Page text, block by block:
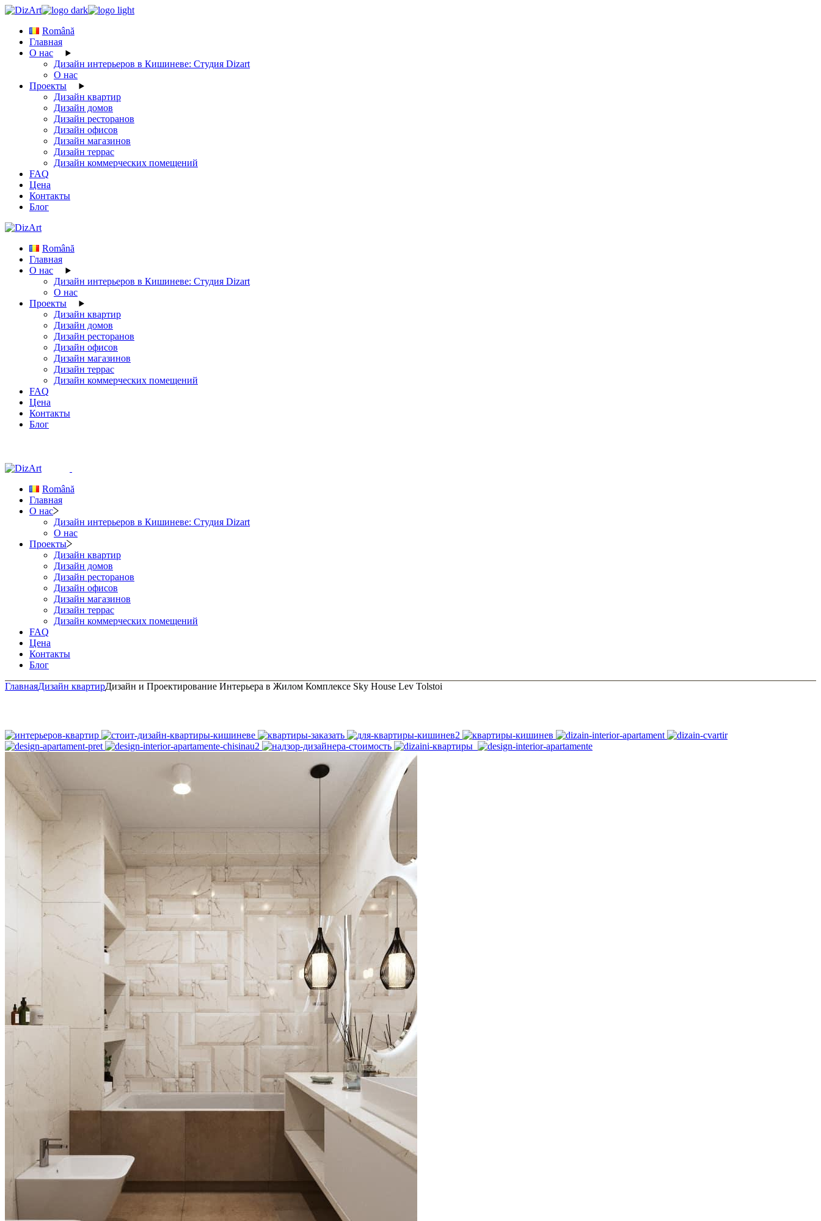
Skip
content
Română
Главная
О нас
Дизайн интерьеров в Кишиневе: Студия Dizart
О нас
Проекты
Дизайн квартир
Дизайн домов
Дизайн ресторанов
Дизайн офисов
Дизайн магазинов
Дизайн террас
Дизайн коммерческих помещений
FAQ
Цена
Контакты
Блог
Română
Главная
О нас
Дизайн интерьеров в Кишиневе: Студия Dizart
О нас
Проекты
Дизайн квартир
Дизайн домов
Дизайн ресторанов
Дизайн офисов
Дизайн магазинов
Дизайн террас
Дизайн коммерческих помещений
FAQ
Цена
Контакты
Блог
Română
Главная
О нас
Дизайн интерьеров в Кишиневе: Студия Dizart
О нас
Проекты
Дизайн квартир
Дизайн домов
Дизайн ресторанов
Дизайн офисов
Дизайн магазинов
Дизайн террас
Дизайн коммерческих помещений
FAQ
Цена
Контакты
Блог
ГлавнаяДизайн квартирДизайн и Проектирование Интерьера в Жилом Комплексе Sky House Lev Tolstoi